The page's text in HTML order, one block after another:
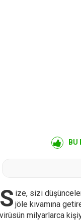
BU
S ize, sizi
jöle kıvamına
virüsün milyarlarca